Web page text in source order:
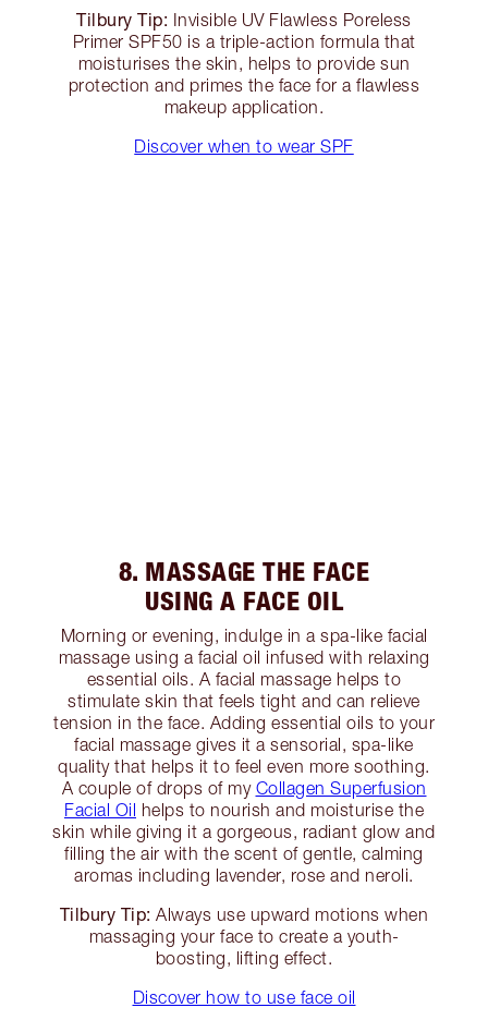
Tilbury Tip: Invisible UV Flawless Poreless
Primer SPF50 is a triple-action formula that
moisturises the skin, helps to provide sun
protection and primes the face for a flawless
makeup application.
Discover when to wear SPF
8. MASSAGE THE FACE
USING A FACE OIL
Morning or evening, indulge in a spa-like facial
massage using a facial oil infused with relaxing
essential oils. A facial massage helps to
stimulate skin that feels tight and can relieve
tension in the face. Adding essential oils to your
facial massage gives it a sensorial, spa-like
quality that helps it to feel even more soothing.
A couple of drops of my Collagen Superfusion
Facial Oil helps to nourish and moisturise the
skin while giving it a gorgeous, radiant glow and
filling the air with the scent of gentle, calming
aromas including lavender, rose and neroli.
Tilbury Tip: Always use upward motions when
massaging your face to create a youth-
boosting, lifting effect.
Discover how to use face oil